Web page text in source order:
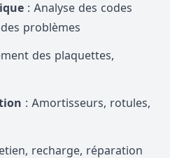
: Analyse des codes
problèmes
des plaquettes,
: Amortisseurs, rotules,
recharge, réparation